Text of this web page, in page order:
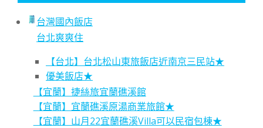
台灣國內飯店
台北爽爽住
【台北】台北松山東旅飯店近南京三民站★
優美飯店★
【宜蘭】捷絲旅宜蘭礁溪館
【宜蘭】宜蘭礁溪原湯商業旅館★
【宜蘭】山月22宜蘭礁溪Villa可以民宿包棟★